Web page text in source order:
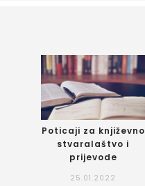
Poticaji za književno
stvaralaštvo i
prijevode
25.01.2022